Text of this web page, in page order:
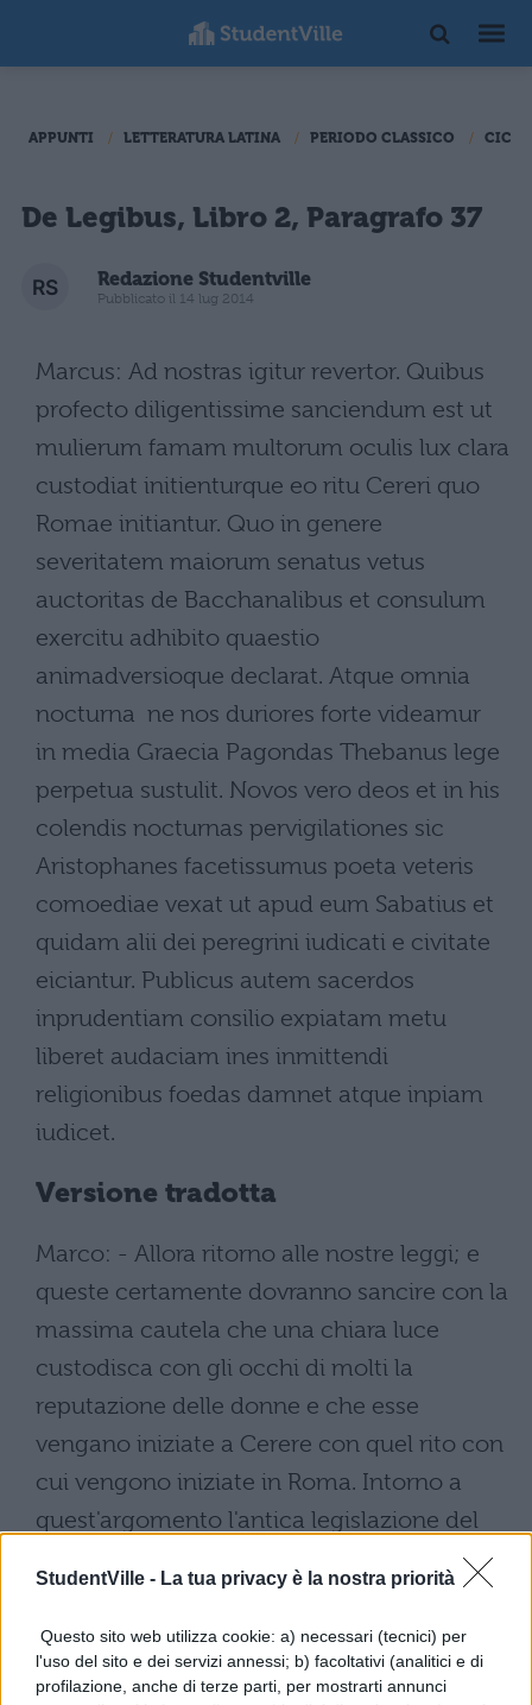
StudentVille - La tua privacy è la nostra priorità
Questo sito web utilizza cookie: a) necessari (tecnici) per
l'uso del sito e dei servizi annessi; b) facoltativi (analitici e di
profilazione, anche di terze parti, per mostrarti annunci
APPUNTI LETTERATURA LATINA PERIODO CLASSICO
De Legibus, Libro 2, Paragrafo 37
Redazione Studentville
Pubblicato il 14 lug 2014
Marcus: Ad nostras igitur revertor. Quibus
profecto diligentissime sanciendum est ut
mulierum famam multorum oculis lux clara
custodiat initienturque eo ritu Cereri quo
Romae initiantur. Quo in genere
severitatem maiorum senatus vetus
auctoritas de Bacchanalibus et consulum
exercitu adhibito quaestio
animadversioque declarat. Atque omnia
nocturna  ne nos duriores forte videamur 
in media Graecia Pagondas Thebanus lege
perpetua sustulit. Novos vero deos et in his
colendis nocturnas pervigilationes sic
Aristophanes facetissumus poeta veteris
comoediae vexat ut apud eum Sabatius et
quidam alii dei peregrini iudicati e civitate
eiciantur. Publicus autem sacerdos
inprudentiam consilio expiatam metu
liberet audaciam ines inmittendi
religionibus foedas damnet atque inpiam
iudicet.
Versione tradotta
Marco: - Allora ritorno alle nostre leggi; e
queste certamente dovranno sancire con la
massima cautela che una chiara luce
custodisca con gli occhi di molti la
reputazione delle donne e che esse
vengano iniziate a Cerere con quel rito con
cui vengono iniziate in Roma. Intorno a
quest'argomento l'antica legislazione del
punizione messa in atto anche con
l'impiego dell'esercito consolare,
testimoniano la severità dei nostri antenati.